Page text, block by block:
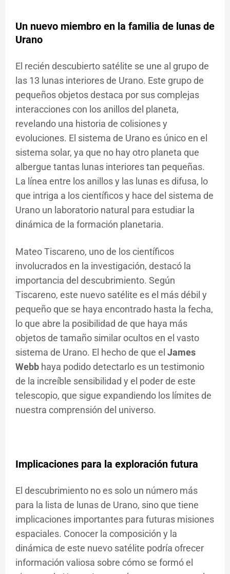
Un nuevo miembro en la familia de lunas de
Urano
El recién descubierto satélite se une al grupo de
las 13 lunas interiores de Urano. Este grupo de
pequeños objetos destaca por sus complejas
interacciones con los anillos del planeta,
revelando una historia de colisiones y
evoluciones. El sistema de Urano es único en el
sistema solar, ya que no hay otro planeta que
albergue tantas lunas interiores tan pequeñas.
La línea entre los anillos y las lunas es difusa, lo
que intriga a los científicos y hace del sistema de
Urano un laboratorio natural para estudiar la
dinámica de la formación planetaria.
Mateo Tiscareno, uno de los científicos
involucrados en la investigación, destacó la
importancia del descubrimiento. Según
Tiscareno, este nuevo satélite es el más débil y
pequeño que se haya encontrado hasta la fecha,
lo que abre la posibilidad de que haya más
objetos de tamaño similar ocultos en el vasto
sistema de Urano. El hecho de que el James
Webb haya podido detectarlo es un testimonio
de la increíble sensibilidad y el poder de este
telescopio, que sigue expandiendo los límites de
nuestra comprensión del universo.
Implicaciones para la exploración futura
El descubrimiento no es solo un número más
para la lista de lunas de Urano, sino que tiene
implicaciones importantes para futuras misiones
espaciales. Conocer la composición y la
dinámica de este nuevo satélite podría ofrecer
información valiosa sobre cómo se formó el